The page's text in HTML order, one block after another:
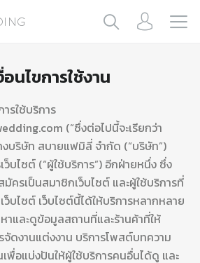
นไขการใช้งาน
รใช้บริการ
(“ซึ่งต่อไปนี้จะเรียกว่า
งบริษัท สบายแฟมิลี่ จำกัด (“บริษัท”)
บไซต์ (“ผู้ใช้บริการ”) อีกฝ่ายหนึ่ง ซึ่ง
ครเป็นสมาชิกเว็บไซต์ และผู้ใช้บริการที่
บไซต์ เว็บไซต์นี้ได้ให้บริการหลากหลาย
าและดูข้อมูลสถานที่และร้านค้าที่ให้
จัดงานแต่งงาน บริการโพสต์บทความ
พื่อแบ่งปันให้ผู้ใช้บริการคนอื่นได้ดู และ